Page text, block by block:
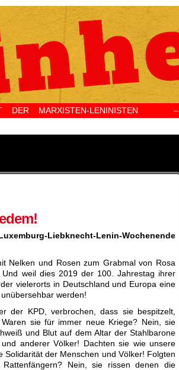
DER MARXISTEN-LENINISTEN –
Liebknecht-Lenin-Wochenende
Nelken und Rosen zum Grabmal von Rosa
weil dies 2019 der 100. Jahrestag ihrer
vielerorts in Deutschland und Europa eine
werden!
der KPD, verbrochen, dass sie bespitzelt,
sie für immer neue Kriege? Nein, sie
und Blut auf dem Altar der Stahlbarone
anderer Völker! Dachten sie wie unsere
Solidarität der Menschen und Völker! Folgten
Rattenfängern? Nein, sie rissen denen die